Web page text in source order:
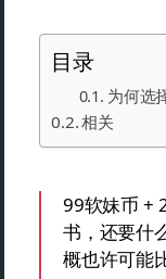
目录
为何选
相关
99软妹币 +
书，还要什
概也许可能